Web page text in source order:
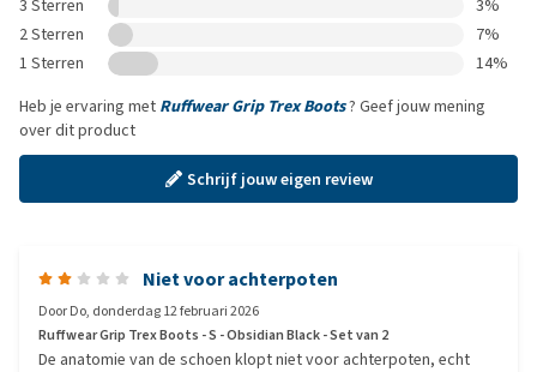
3 Sterren
3%
2 Sterren
7%
1 Sterren
14%
Heb je ervaring met Ruffwear Grip Trex Boots? Geef jouw mening
over dit product
Schrijf jouw eigen review
Niet voor achterpoten
DoorDo, donderdag 12 februari 2026
Ruffwear Grip Trex Boots - S - Obsidian Black - Set van 2
De anatomie van de schoen klopt niet voor achterpoten, echt